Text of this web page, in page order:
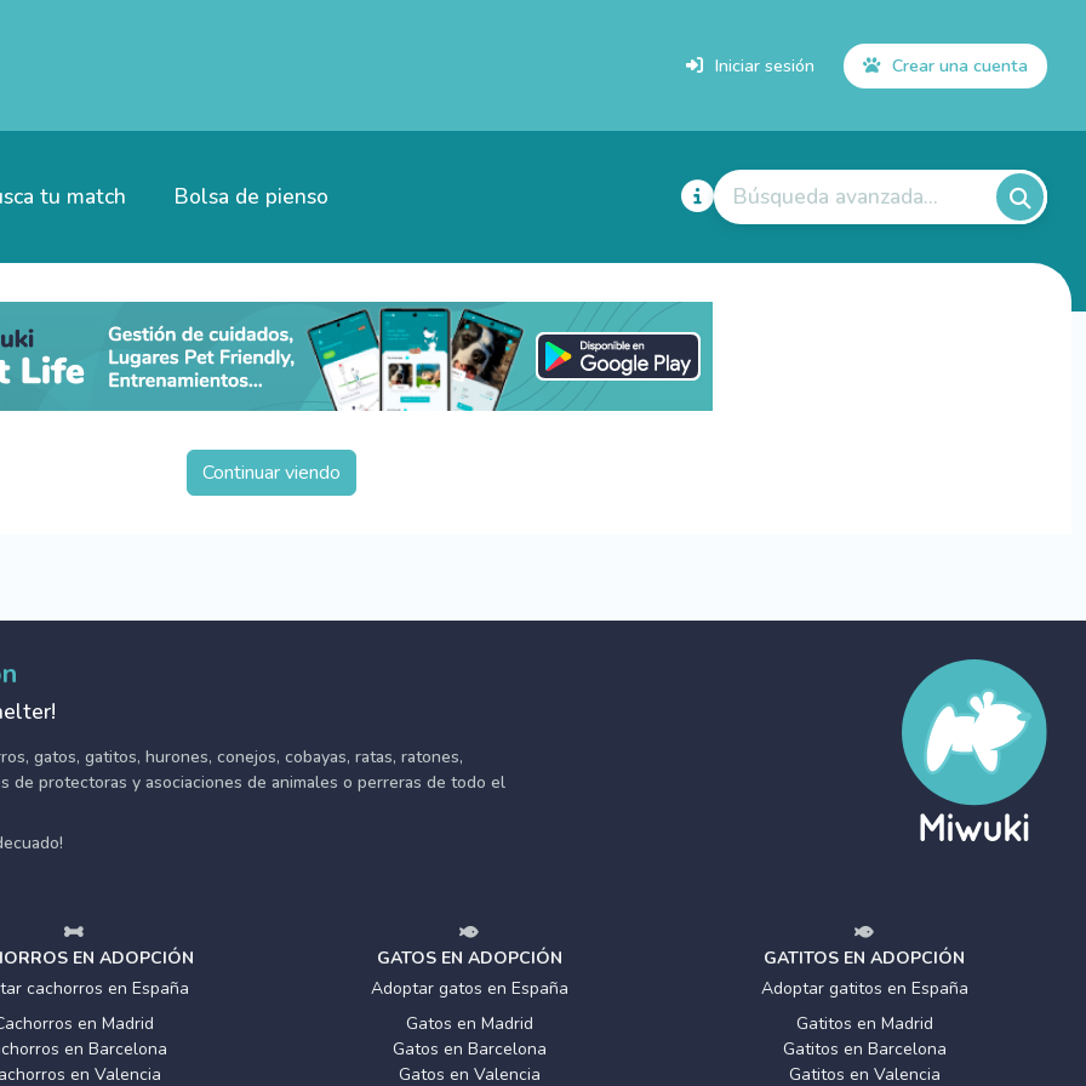
Iniciar sesión Crear una cuenta
tu match Bolsa de pienso Búsqueda avanzada...
Continuar viendo
gatos, gatitos, hurones, conejos, cobayas, ratas, ratones,
de protectoras y asociaciones de animales o perreras de todo el
EN ADOPCIÓN
cachorros en España
en Madrid
en Barcelona
en Valencia
GATOS EN ADOPCIÓN
Adoptar gatos en España
Gatos en Madrid
Gatos en Barcelona
Gatos en Valencia
GATITOS EN ADOPCIÓN
Adoptar gatitos en España
Gatitos en Madrid
Gatitos en Barcelona
Gatitos en Valencia